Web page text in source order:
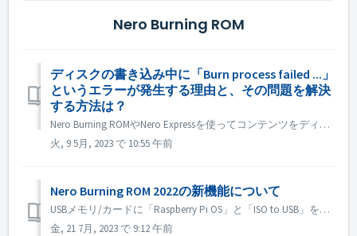
Nero Burning ROM
ディスクの書き込み中に「Burn process failed ...」
というエラーが発生する理由と、その問題を解決
する方法は？
Nero Burning ROMやNero Expressを使ってコンテンツをディスクに書き込む際に、「Burn process failed ...」というエラーメッセージが表示されることがあります。 では、これらのエラーは何を意味し、どのように関連する問題を修正するのでしょうか？ Nero Burnin...
火, 9 5月, 2023 で 10:55 午前
Nero Burning ROM 2022の新機能について
USBメモリ/カードに「Raspberry Pi OS」と「ISO to USB」を追加します。Raspberry Pi OSやシステムのISOイメージをUSBにコピーして、ルートデバイス化することができます。また、DVDビデオやインストールなど、他のISOイメージもコピーすることができます。
金, 21 7月, 2023 で 9:12 午前